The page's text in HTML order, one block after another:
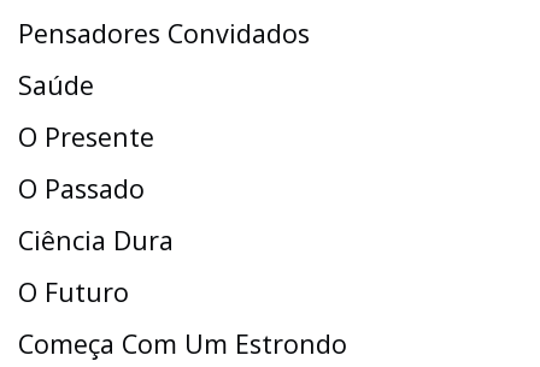
Pensadores Convidados
Saúde
O Presente
O Passado
Ciência Dura
O Futuro
Começa Com Um Estrondo